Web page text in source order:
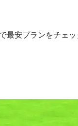
最安プランをチェ